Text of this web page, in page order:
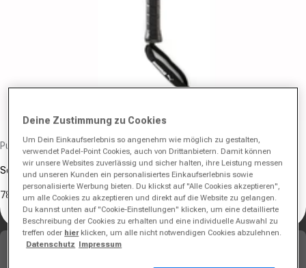
Anbieter:
Puma
Solar Blink Padelschläger
Verkaufspreis
78,95 €
Normaler Preis
260,00 €
Dieses Angebot gilt noch:
15
Deine Zustimmung zu Cookies
Um Dein Einkaufserlebnis so angenehm wie möglich zu gestalten,
verwendet Padel-Point Cookies, auch von Drittanbietern. Damit können
wir unsere Websites zuverlässig und sicher halten, ihre Leistung messen
und unseren Kunden ein personalisiertes Einkaufserlebnis sowie
personalisierte Werbung bieten. Du klickst auf "Alle Cookies akzeptieren",
um alle Cookies zu akzeptieren und direkt auf die Website zu gelangen.
Du kannst unten auf "Cookie-Einstellungen" klicken, um eine detaillierte
Beschreibung der Cookies zu erhalten und eine individuelle Auswahl zu
treffen oder hierklicken, um alle nicht notwendigen Cookies abzulehnen.
Datenschutz Impressum